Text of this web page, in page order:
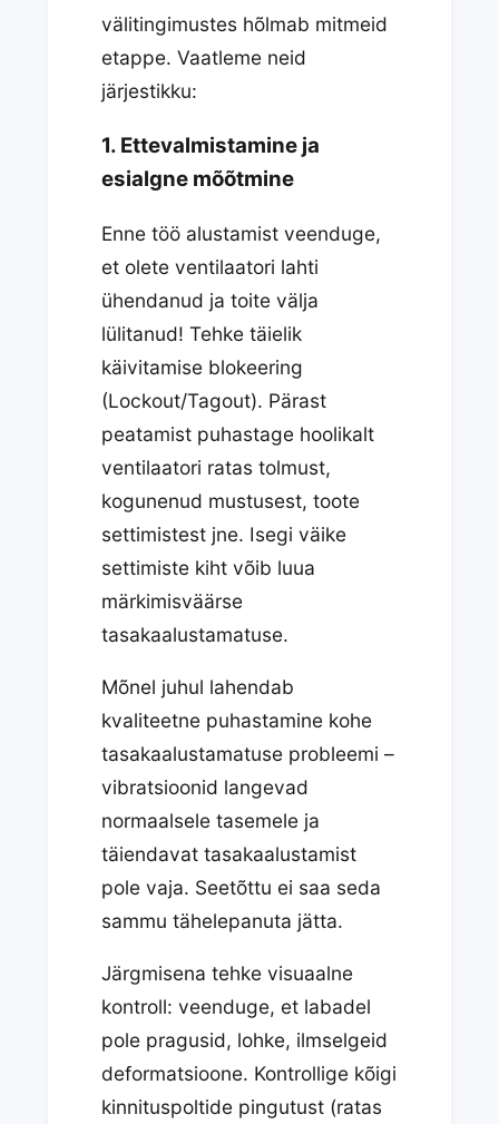
välitingimustes hõlmab mitmeid
etappe. Vaatleme neid
järjestikku:
1. Ettevalmistamine ja
esialgne mõõtmine
Enne töö alustamist veenduge,
et olete ventilaatori lahti
ühendanud ja toite välja
lülitanud! Tehke täielik
käivitamise blokeering
(Lockout/Tagout). Pärast
peatamist puhastage hoolikalt
ventilaatori ratas tolmust,
kogunenud mustusest, toote
settimistest jne. Isegi väike
settimiste kiht võib luua
märkimisväärse
tasakaalustamatuse.
Mõnel juhul lahendab
kvaliteetne puhastamine kohe
tasakaalustamatuse probleemi –
vibratsioonid langevad
normaalsele tasemele ja
täiendavat tasakaalustamist
pole vaja. Seetõttu ei saa seda
sammu tähelepanuta jätta.
Järgmisena tehke visuaalne
kontroll: veenduge, et labadel
pole pragusid, lohke, ilmselgeid
deformatsioone. Kontrollige kõigi
kinnituspoltide pingutust (ratas